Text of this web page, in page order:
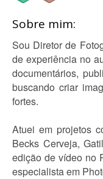
Sobre mim:
Sou Diretor de
de experiência no
documentários,
buscando criar
fortes.
Atuei em projetos
Becks Cerveja,
edição de vídeo no
especialista em